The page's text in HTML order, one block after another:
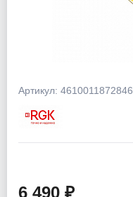
Артикул: 4610011872846
6 490 ₽